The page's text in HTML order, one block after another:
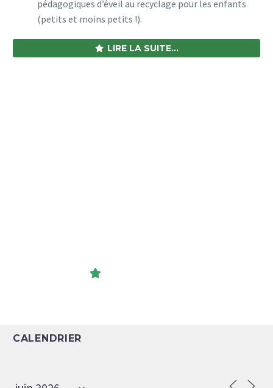
pédagogiques d’éveil au recyclage pour les enfants
(petits et moins petits !).
LIRE LA SUITE...
CALENDRIER